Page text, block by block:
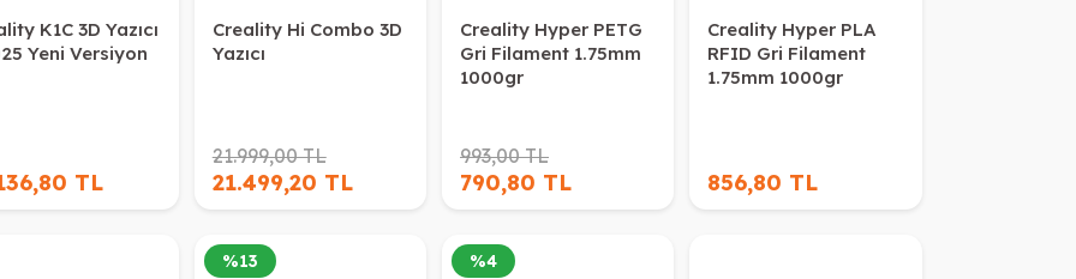
K1C 3D Yazıcı
Yeni Versiyon
TL
Creality Hi Combo 3D
Yazıcı
21.999,00 TL
21.499,20 TL
Creality Hyper PETG
Gri Filament 1.75mm
1000gr
993,00 TL
790,80 TL
Creality Hyper PLA
RFID Gri Filament
1.75mm 1000gr
856,80 TL
%13 %4